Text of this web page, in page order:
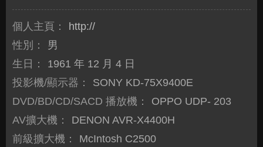
個人主頁：
http://
性別：
男
生日：
1961 年 12 月 4 日
投影機/顯示器：
SONY KD-75X9400E
DVD/BD/CD/SACD 播放機：
OPPO UDP- 203
AV擴大機：
DENON AVR-X4400H
前級擴大機：
McIntosh C2500